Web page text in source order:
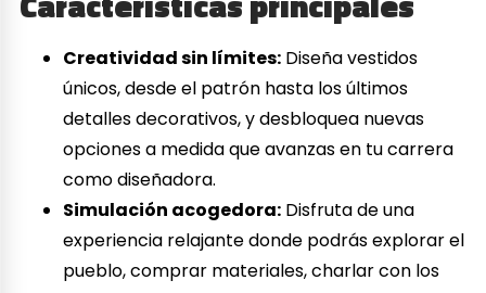
Creatividad sin límites: Diseña vestidos
únicos, desde el patrón hasta los últimos
detalles decorativos, y desbloquea nuevas
opciones a medida que avanzas en tu carrera
como diseñadora.
Simulación acogedora: Disfruta de una
experiencia relajante donde podrás explorar el
pueblo, comprar materiales, charlar con los